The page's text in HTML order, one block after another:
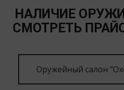
НАЛИЧИЕ
СМОТРЕТЬ
Оружейный салон